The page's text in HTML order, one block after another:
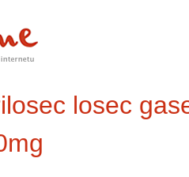
losec